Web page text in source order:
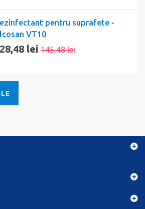
pentru suprafete -
VT10
lei 145,48 lei